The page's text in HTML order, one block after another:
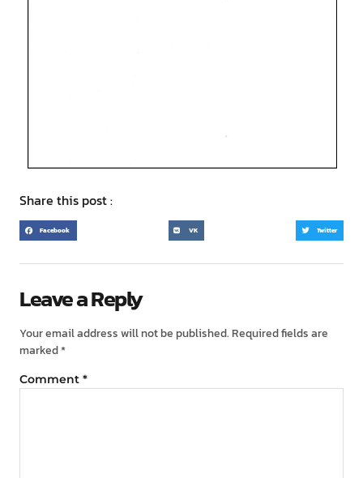
Share this post :
Facebook VK Twitter
Leave a Reply
Your email address will not be published. Required fields are
marked*
Comment *